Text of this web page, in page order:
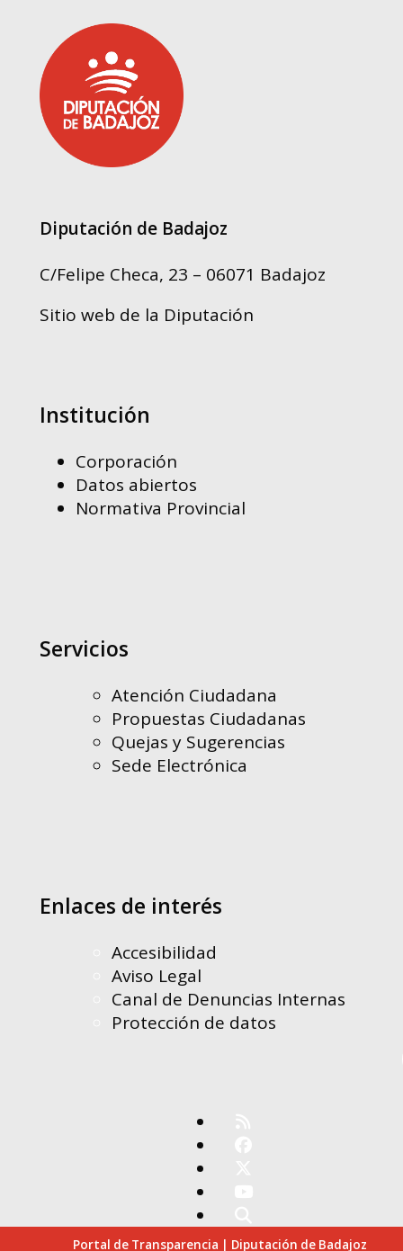
Diputación de Badajoz
C/Felipe Checa, 23 – 06071 Badajoz
Sitio web de la Diputación
Institución
Corporación
Datos abiertos
Normativa Provincial
Servicios
Atención Ciudadana
Propuestas Ciudadanas
Quejas y Sugerencias
Sede Electrónica
Enlaces de interés
Accesibilidad
Aviso Legal
Canal de Denuncias Internas
Protección de datos
Portal de Transparencia | Diputación de Badajoz